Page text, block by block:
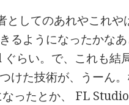
としてのあれやこれや
るようになったかな
らい。で、これも結
けた技術が、うーん。
ったとか、 FL